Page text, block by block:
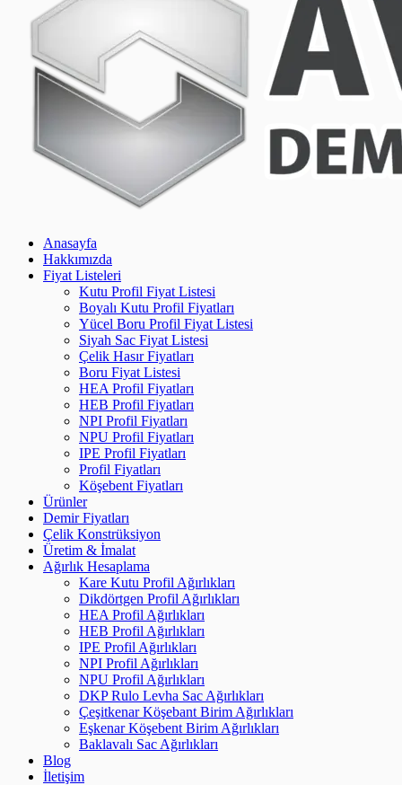
Anasayfa
Hakkımızda
Fiyat Listeleri
Kutu Profil Fiyat Listesi
Boyalı Kutu Profil Fiyatları
Yücel Boru Profil Fiyat Listesi
Siyah Sac Fiyat Listesi
Çelik Hasır Fiyatları
Boru Fiyat Listesi
HEA Profil Fiyatları
HEB Profil Fiyatları
NPI Profil Fiyatları
NPU Profil Fiyatları
IPE Profil Fiyatları
Profil Fiyatları
Köşebent Fiyatları
Ürünler
Demir Fiyatları
Çelik Konstrüksiyon
Üretim & İmalat
Ağırlık Hesaplama
Kare Kutu Profil Ağırlıkları
Dikdörtgen Profil Ağırlıkları
HEA Profil Ağırlıkları
HEB Profil Ağırlıkları
IPE Profil Ağırlıkları
NPI Profil Ağırlıkları
NPU Profil Ağırlıkları
DKP Rulo Levha Sac Ağırlıkları
Çeşitkenar Köşebant Birim Ağırlıkları
Eşkenar Köşebent Birim Ağırlıkları
Baklavalı Sac Ağırlıkları
Blog
İletişim